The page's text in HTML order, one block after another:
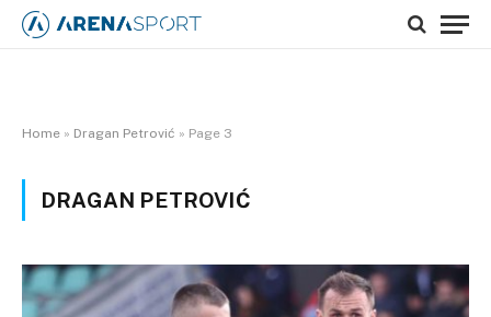
Home » Dragan Petrović » Page 3
DRAGAN PETROVIĆ